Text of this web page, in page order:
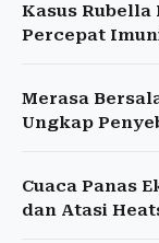
Kasus Rubella
Percepat
Merasa
Ungkap
Cuaca Panas
dan Atasi